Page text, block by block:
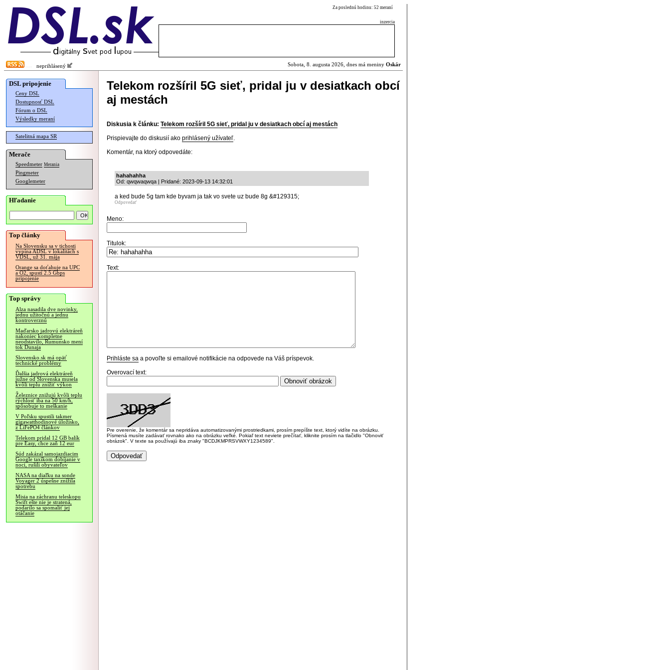
Za poslednú hodinu: 52 meraní
inzercia
neprihlásený Sobota, 8. augusta 2026, dnes má meniny Oskár
DSL pripojenie
Ceny DSL
Dostupnosť DSL
Fórum o DSL
Výsledky meraní
Satelitná mapa SR
Merače
Speedmeter Merania
Pingmeter
Googlemeter
Hľadanie
Top články
Na Slovensku sa v tichosti
vypína ADSL v lokalitách s
VDSL, už 31. mája
Orange sa doťahuje na UPC
a O2, spustí 2.5 Gbps
pripojenie
Top správy
Alza nasadila dve novinky,
jednu užitočnú a jednu
kontroverznú
Maďarsko jadrovú elektráreň
nakoniec kompletne
neodstavilo, Rumunsko mení
tok Dunaja
Slovensko.sk má opäť
technické problémy
Ďalšia jadrová elektráreň
južne od Slovenska musela
kvôli teplu znížiť výkon
Železnice znižujú kvôli teplu
rýchlosť iba na 50 km/h,
spôsobuje to meškanie
V Poľsku spustili takmer
gigawatthodinové úložisko,
z LiFePO4 článkov
Telekom pridal 12 GB balík
pre Easy, chce zaň 12 eur
Súd zakázal samojazdiacim
Google taxíkom dobíjanie v
noci, rušili obyvateľov
NASA na diaľku na sonde
Voyager 2 úspešne znížila
spotrebu
Misia na záchranu teleskopu
Swift ešte nie je stratená,
podarilo sa spomaliť jej
otáčanie
Telekom rozšíril 5G sieť, pridal ju v desiatkach obcí
aj mestách
Diskusia k článku: Telekom rozšíril 5G sieť, pridal ju v desiatkach obcí aj mestách
Prispievajte do diskusií ako prihlásený užívateľ.
Komentár, na ktorý odpovedáte:
hahahahha
Od: qwqwaqwqa | Pridané: 2023-09-13 14:32:01
a ked bude 5g tam kde byvam ja tak vo svete uz bude 8g &#129315;
Odpovedať
Meno:
Titulok:
Text:
Prihláste sa a povoľte si emailové notifikácie na odpovede na Váš príspevok.
Overovací text:
Pre overenie, že komentár sa nepridáva automatizovanými prostriedkami, prosím prepíšte text, ktorý vidíte na obrázku.
Písmená musíte zadávať rovnako ako na obrázku veľké. Pokiaľ text neviete prečítať, kliknite prosím na tlačidlo "Obnoviť
obrázok". V texte sa používajú iba znaky "BCDJKMPRSVWXY1234589".